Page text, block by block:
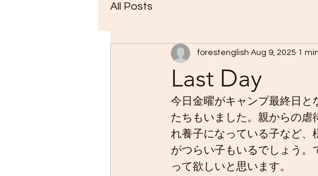
All Posts
Last Day
forestenglish Aug 9, 2025 1
今日金曜がキャンプ最終日と
たちもいました。親からの虐
れ養子になっている子など、
がつらい子もいるでしょう。
って欲しいと思います。